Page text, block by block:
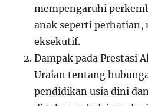
mempengaruhi
anak seperti perhatian,
eksekutif.
Dampak pada Prestasi
Uraian tentang
pendidikan usia dini